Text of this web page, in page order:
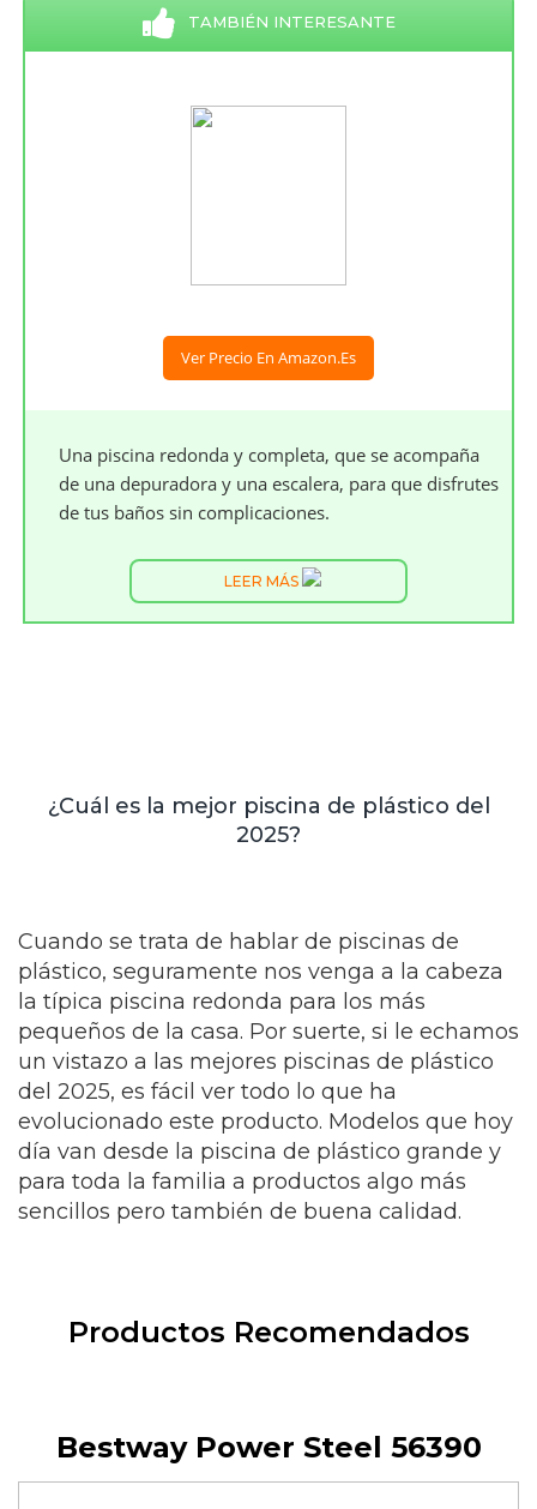
TAMBIÉN INTERESANTE
Ver Precio En Amazon.es
Una piscina redonda y completa, que se acompaña
de una depuradora y una escalera, para que disfrutes
de tus baños sin complicaciones.
LEER MÁS
¿Cuál es la mejor piscina de plástico del
2025?
Cuando se trata de hablar de piscinas de
plástico, seguramente nos venga a la cabeza
la típica piscina redonda para los más
pequeños de la casa. Por suerte, si le echamos
un vistazo a las mejores piscinas de plástico
del 2025, es fácil ver todo lo que ha
evolucionado este producto. Modelos que hoy
día van desde la piscina de plástico grande y
para toda la familia a productos algo más
sencillos pero también de buena calidad.
Productos Recomendados
Bestway Power Steel 56390